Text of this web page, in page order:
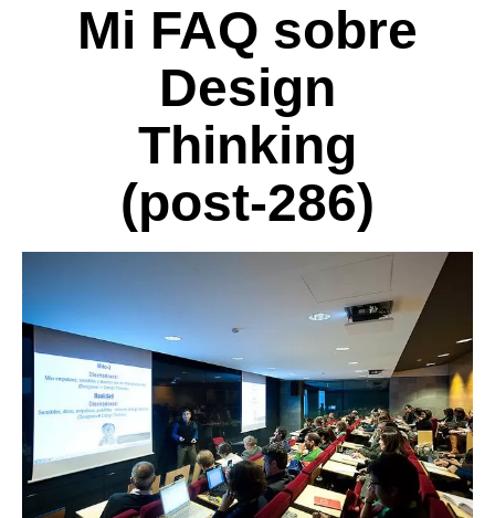
Mi FAQ sobre
Design
Thinking
(post-286)